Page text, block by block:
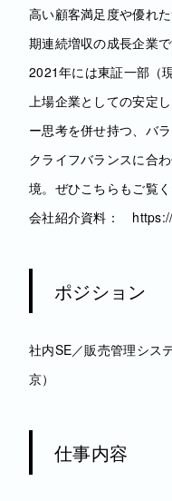
高い顧客満足度や優れ
期連続増収の成長企業
2021年には東証一部（
上場企業としての安定
ー思考を併せ持つ、バ
クライフバランスに合
境。ぜひこちらもご覧く
会社紹介資料：
ポジション
社内SE／販売管理シス
京）
仕事内容